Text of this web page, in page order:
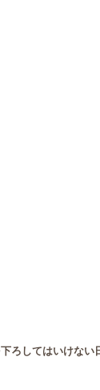
ろしてはいけない